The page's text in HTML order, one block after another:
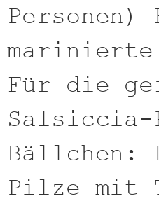
Personen)
marinierte
Für die
Salsiccia-
Bällchen:
Pilze mit